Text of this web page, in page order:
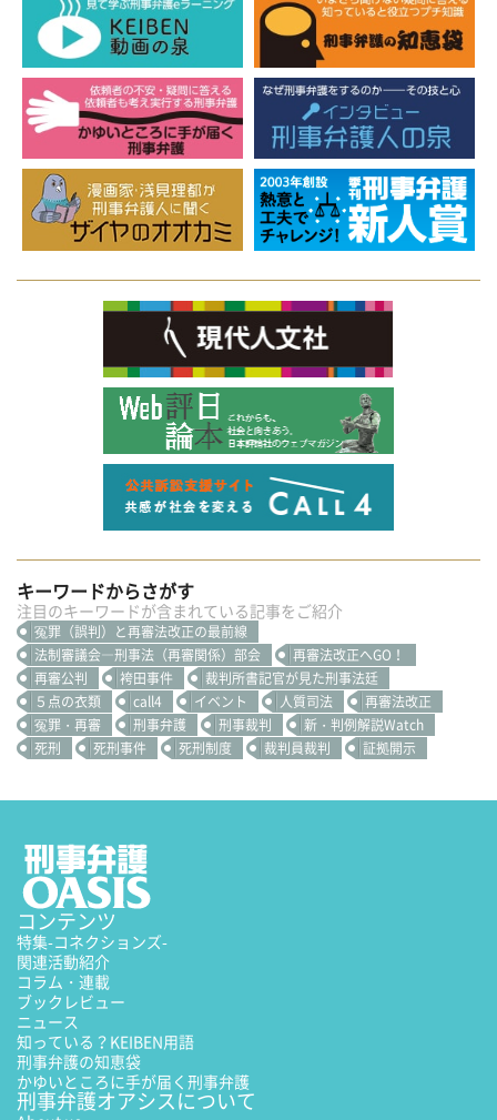
キーワードからさがす
注目のキーワードが含まれている記事をご紹介
冤罪（誤判）と再審法改正の最前線
法制審議会―刑事法（再審関係）部会
再審法改正へGO！
再審公判
袴田事件
裁判所書記官が見た刑事法廷
５点の衣類
call4 イベント 人質司法
再審法改正
冤罪・再審
刑事弁護 刑事裁判
新・判例解説Watch
死刑
死刑事件 死刑制度 裁判員裁判 証拠開示
コンテンツ
特集-コネクションズ-
関連活動紹介
コラム・連載
ブックレビュー
ニュース
知っている？KEIBEN用語
刑事弁護の知恵袋
かゆいところに手が届く刑事弁護
刑事弁護オアシスについて